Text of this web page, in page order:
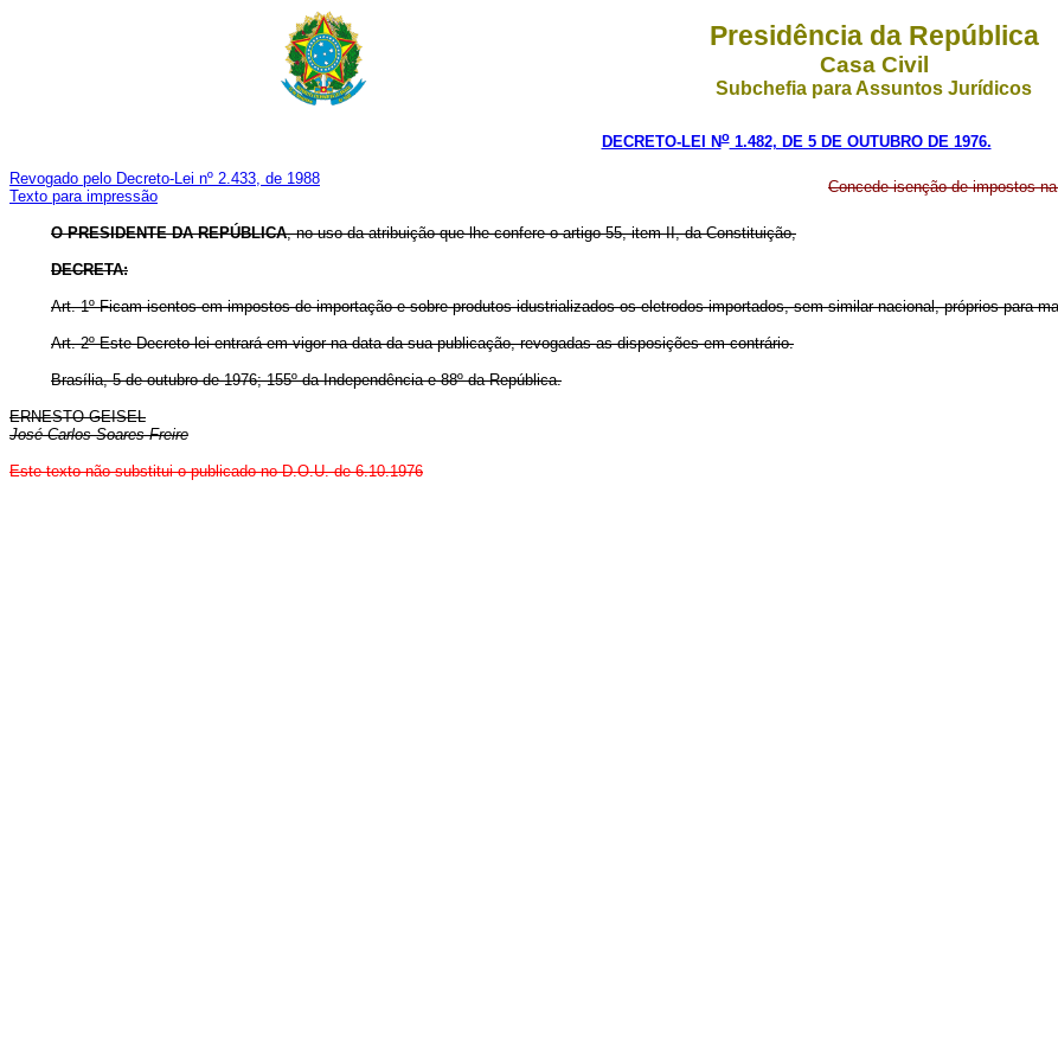
Presidência da República
Casa Civil
Subchefia para Assuntos Jurídicos
DECRETO-LEI No1.482, DE 5 DE OUTUBRO DE 1976.
Revogado pelo Decreto-Lei nº 2.433, de 1988
Texto para impressão
Concede isenção de impostos
O PRESIDENTE DA REPÚBLICA, no uso da atribuição que lhe confere o artigo 55, item II, da Constituição,
DECRETA:
Art. 1º Ficam isentos em impostos de importação e sobre produtos idustrializados os eletrodos importados, sem similar nacional, próprios para
Art. 2º Este Decreto-lei entrará em vigor na data da sua publicação, revogadas as disposições em contrário.
Brasília, 5 de outubro de 1976; 155º da Independência e 88º da República.
ERNESTO GEISEL
José Carlos Soares Freire
Este texto não substitui o publicado no D.O.U. de 6.10.1976